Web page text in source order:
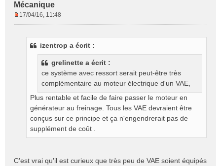
Mécanique
17/04/16, 11:48
izentrop a écrit :
grelinette a écrit :
ce système avec ressort serait peut-être très
complémentaire au moteur électrique d'un VAE,
Plus rentable et facile de faire passer le moteur en
générateur au freinage. Tous les VAE devraient être
conçus sur ce principe et ça n'engendrerait pas de
supplément de coût .
C'est vrai qu'il est curieux que très peu de VAE soient équipés